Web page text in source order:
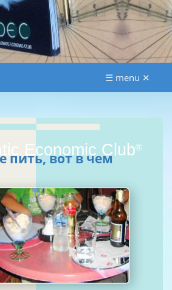
Economic Club®
☰ menu ✕
пить, вот в чем